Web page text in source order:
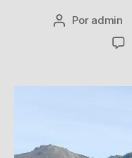
Autor
Por admin